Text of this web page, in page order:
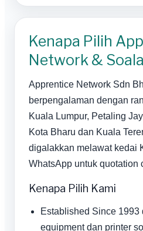
Kenapa Pilih
Network &
Apprentice Network Sdn
berpengalaman dengan
Kuala Lumpur, Petaling
Kota Bharu dan Kuala
digalakkan melawat kedai
WhatsApp untuk quotation
Kenapa Pilih Kami
Established Since 1993
equipment dan printer